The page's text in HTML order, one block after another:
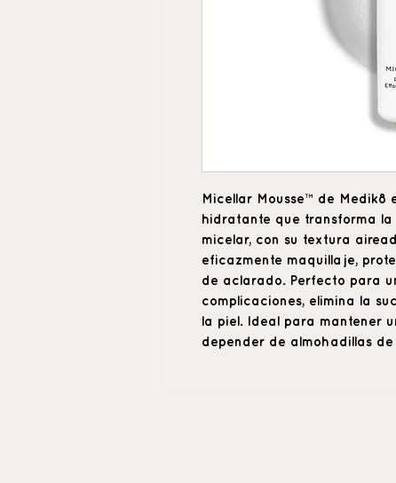
Micellar Mousse™ de Medik8
hidratante que transforma la
micelar, con su textura
eficazmente maquillaje,
de aclarado. Perfecto para
complicaciones, elimina la
la piel. Ideal para mantener
depender de almohadillas